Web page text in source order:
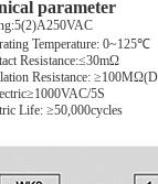
parameter
Temperature: 0~125℃
Resistance:≤30mΩ
Resistance:
5S
Life: ≥50,000cycles